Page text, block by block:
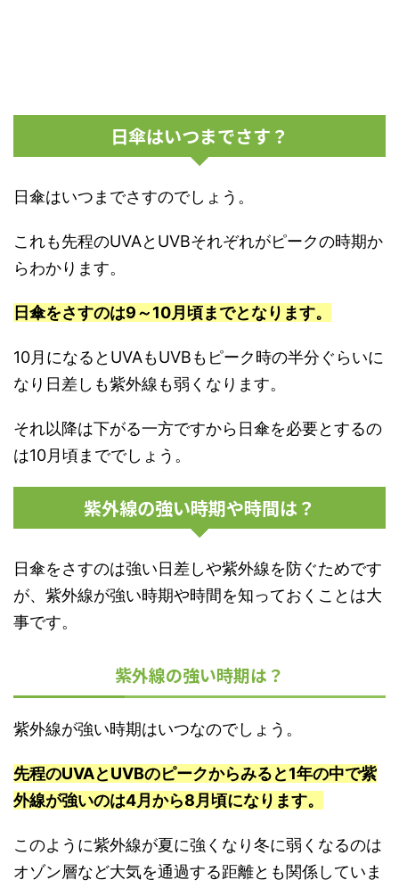
日傘はいつまでさす？
日傘はいつまでさすのでしょう。
これも先程のUVAとUVBそれぞれがピークの時期か
らわかります。
日傘をさすのは9～10月頃までとなります。
10月になるとUVAもUVBもピーク時の半分ぐらいに
なり日差しも紫外線も弱くなります。
それ以降は下がる一方ですから日傘を必要とするの
は10月頃まででしょう。
紫外線の強い時期や時間は？
日傘をさすのは強い日差しや紫外線を防ぐためです
が、紫外線が強い時期や時間を知っておくことは大
事です。
紫外線の強い時期は？
紫外線が強い時期はいつなのでしょう。
先程のUVAとUVBのピークからみると1年の中で紫
外線が強いのは4月から8月頃になります。
このように紫外線が夏に強くなり冬に弱くなるのは
オゾン層など大気を通過する距離とも関係していま